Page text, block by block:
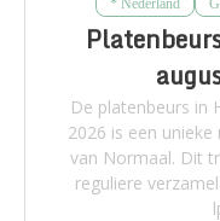
De platenbeurs in
2026 is een
van Normaal. Dit
reguliere